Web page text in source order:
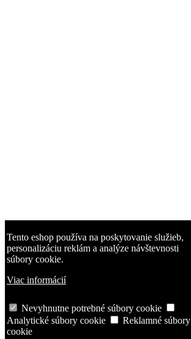
Tento eshop používa na poskytovanie služieb,
personalizáciu reklám a analýze návštevnosti
súbory cookie.
Viac informácií
Nevyhnutne potrebné súbory cookie
Analytické súbory cookie
Reklamné súbory
cookie